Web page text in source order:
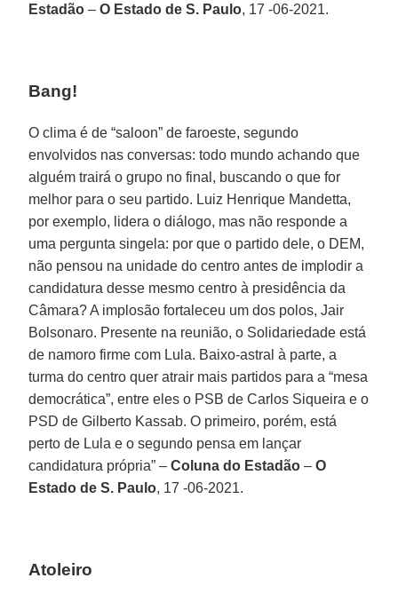
Estadão –O Estado de S. Paulo, 17 -06-2021.
Bang!
O clima é de “saloon” de faroeste, segundo
envolvidos nas conversas: todo mundo achando que
alguém trairá o grupo no final, buscando o que for
melhor para o seu partido. Luiz Henrique Mandetta,
por exemplo, lidera o diálogo, mas não responde a
uma pergunta singela: por que o partido dele, o DEM,
não pensou na unidade do centro antes de implodir a
candidatura desse mesmo centro à presidência da
Câmara? A implosão fortaleceu um dos polos, Jair
Bolsonaro. Presente na reunião, o Solidariedade está
de namoro firme com Lula. Baixo-astral à parte, a
turma do centro quer atrair mais partidos para a “mesa
democrática”, entre eles o PSB de Carlos Siqueira e o
PSD de Gilberto Kassab. O primeiro, porém, está
perto de Lula e o segundo pensa em lançar
candidatura própria” –Coluna do Estadão –O
Estado de S. Paulo, 17 -06-2021.
Atoleiro